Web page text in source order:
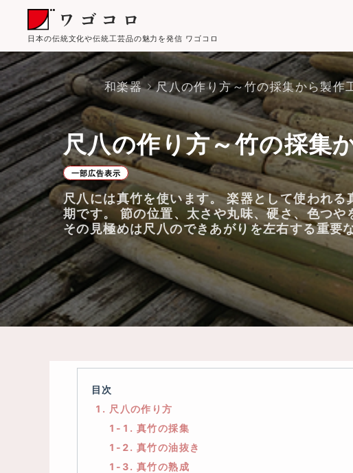
日本の伝統文化や伝統工芸品の魅力を発信 ワゴコロ
和楽器 尺八の作り方～竹の採集から製作
尺八の作り方～竹の採集
一部広告表示
尺八には真竹を使います。 楽器として使われ
期です。 節の位置、太さや丸味、硬さ、色つ
その見極めは尺八のできあがりを左右する重要
目次
1. 尺八の作り方
1-1. 真竹の採集
1-2. 真竹の油抜き
1-3. 真竹の熟成